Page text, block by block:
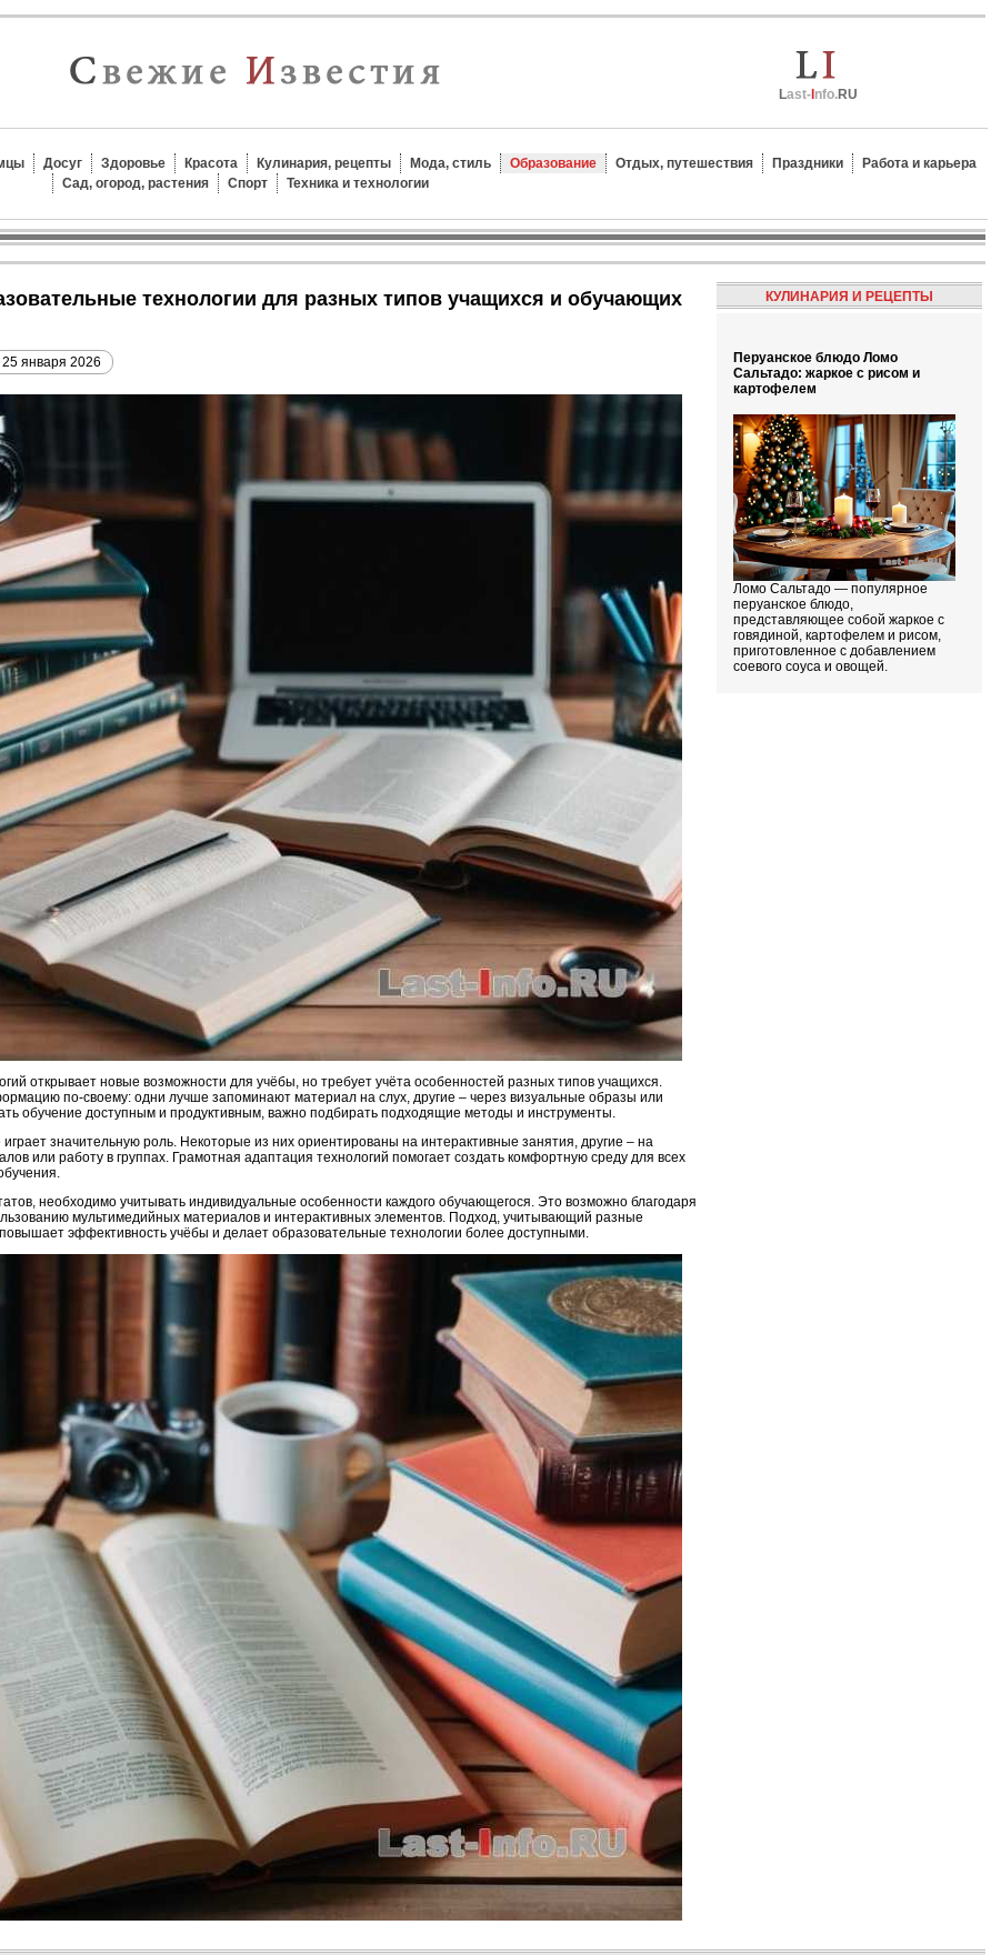
Last- nfo.RU
Досуг Здоровье Красота Кулинария, рецепты Мода, стиль Образование Отдых, путешествия Праздники
Работа и карьера
Сад, огород, растения
Спорт Техника и технологии
25 января 2026
открывает новые возможности для учёбы, но требует учёта особенностей разных типов учащихся.
по-своему: одни лучше запоминают материал на слух, другие – через визуальные образы или
обучение доступным и продуктивным, важно подбирать подходящие методы и инструменты.
значительную роль. Некоторые из них ориентированы на интерактивные занятия, другие – на
или работу в группах. Грамотная адаптация технологий помогает создать комфортную среду для всех
необходимо учитывать индивидуальные особенности каждого обучающегося. Это возможно благодаря
мультимедийных материалов и интерактивных элементов. Подход, учитывающий разные
эффективность учёбы и делает образовательные технологии более доступными.
КУЛИНАРИЯ И РЕЦЕПТЫ
Перуанское блюдо Ломо
Сальтадо: жаркое с рисом и
картофелем
Ломо Сальтадо — популярное
перуанское блюдо,
представляющее собой жаркое с
говядиной, картофелем и рисом,
приготовленное с добавлением
соевого соуса и овощей.